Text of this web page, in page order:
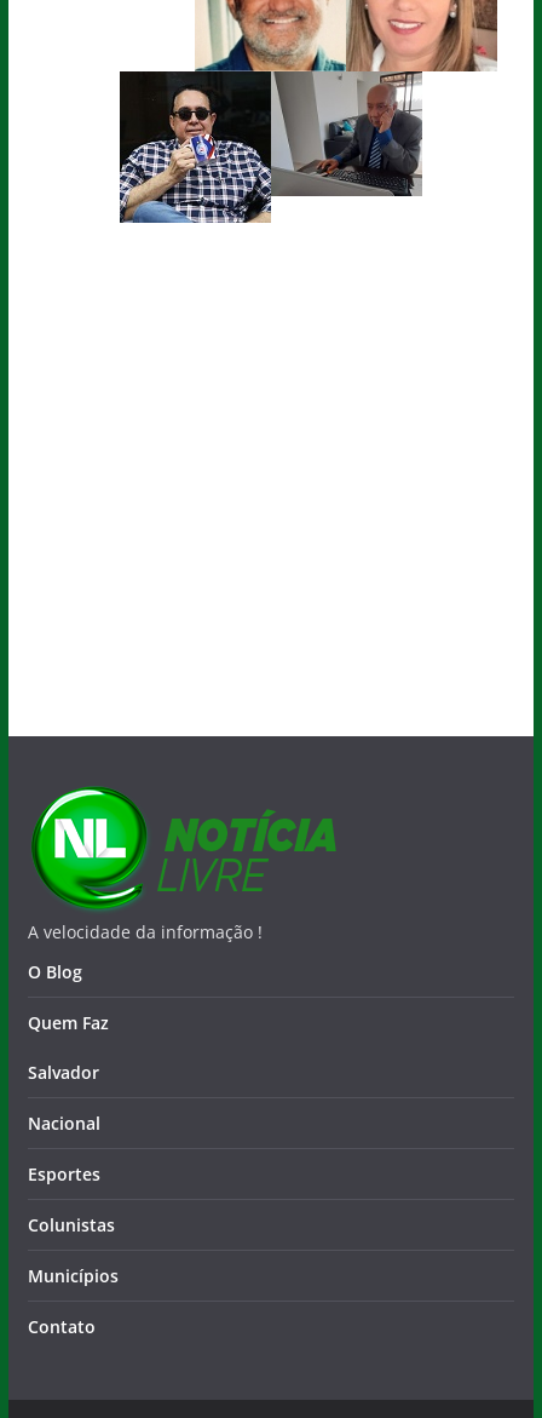
A velocidade da informação !
O Blog
Quem Faz
Salvador
Nacional
Esportes
Colunistas
Municípios
Contato
Copyright © 2026Notícia Livre. Todos os direitos